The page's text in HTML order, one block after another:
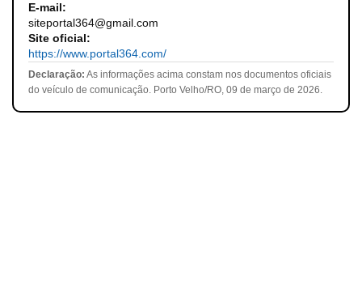
E-mail:
siteportal364@gmail.com
Site oficial:
https://www.portal364.com/
Declaração: As informações acima constam nos documentos oficiais
do veículo de comunicação. Porto Velho/RO, 09 de março de 2026.